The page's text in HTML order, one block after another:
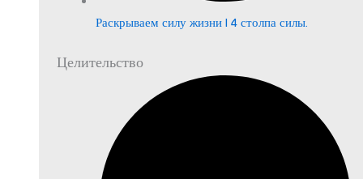
Раскрываем силу жизни | 4 столпа силы.
Целительство